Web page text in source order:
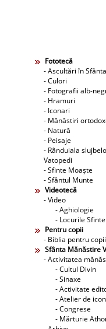
Fototecă
- Ascultări în
- Culori
- Fotografii alb-
- Hramuri
- Iconari
- Mănăstiri
- Natură
- Peisaje
- Rânduiala
Vatopedi
- Sfinte Moaște
- Sfântul Munte
Videotecă
- Video
- Aghiologie
- Locurile Sfinte
Pentru copii
- Biblia pentru copii
Sfânta Mănăstire
- Activitatea
- Cultul Divin
- Sinaxe
- Activitate
- Atelier de
- Congrese
- Mărturie